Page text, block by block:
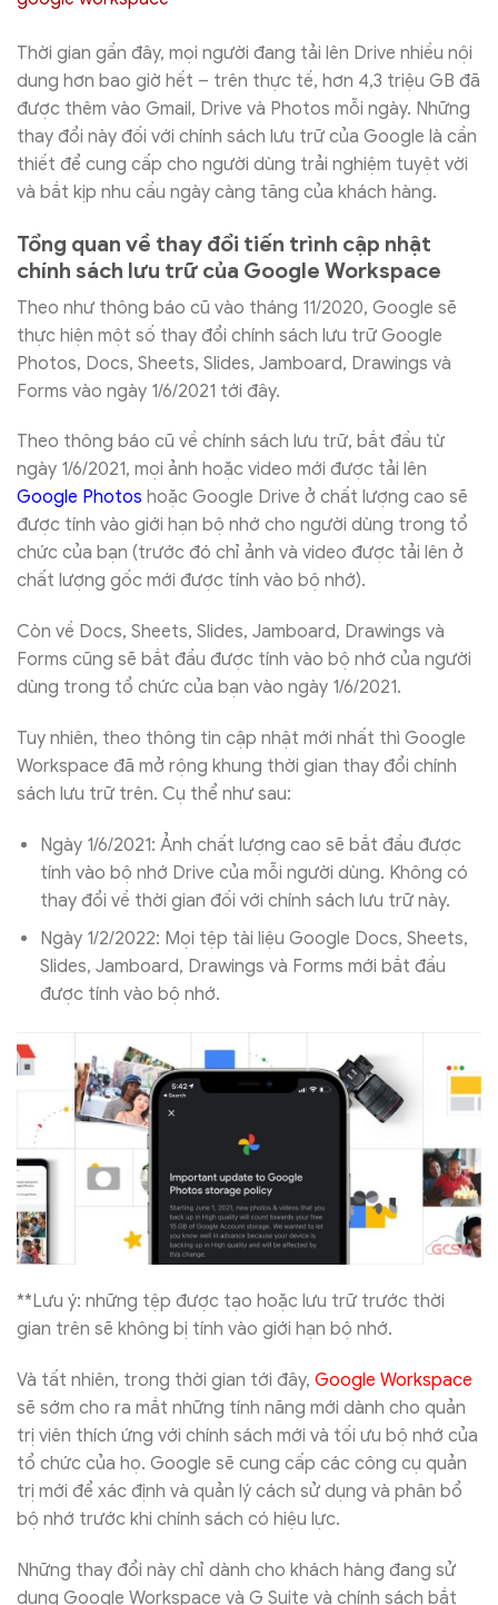
Thời gian gần đây, mọi người đang tải lên Drive nhiều nội
dung hơn bao giờ hết – trên thực tế, hơn 4,3 triệu GB đã
được thêm vào Gmail, Drive và Photos mỗi ngày. Những
thay đổi này đối với chính sách lưu trữ của Google là cần
thiết để cung cấp cho người dùng trải nghiệm tuyệt vời
và bắt kịp nhu cầu ngày càng tăng của khách hàng.
Tổng quan về thay đổi tiến trình cập nhật
chính sách lưu trữ của Google Workspace
Theo như thông báo cũ vào tháng 11/2020, Google sẽ
thực hiện một số thay đổi chính sách lưu trữ Google
Photos, Docs, Sheets, Slides, Jamboard, Drawings và
Forms vào ngày 1/6/2021 tới đây.
Theo thông báo cũ về chính sách lưu trữ, bắt đầu từ
ngày 1/6/2021, mọi ảnh hoặc video mới được tải lên
Google Photos hoặc Google Drive ở chất lượng cao sẽ
được tính vào giới hạn bộ nhớ cho người dùng trong tổ
chức của bạn (trước đó chỉ ảnh và video được tải lên ở
chất lượng gốc mới được tính vào bộ nhớ).
Còn về Docs, Sheets, Slides, Jamboard, Drawings và
Forms cũng sẽ bắt đầu được tính vào bộ nhớ của người
dùng trong tổ chức của bạn vào ngày 1/6/2021.
Tuy nhiên, theo thông tin cập nhật mới nhất thì Google
Workspace đã mở rộng khung thời gian thay đổi chính
sách lưu trữ trên. Cụ thể như sau:
Ngày 1/6/2021: Ảnh chất lượng cao sẽ bắt đầu được
tính vào bộ nhớ Drive của mỗi người dùng. Không có
thay đổi về thời gian đối với chính sách lưu trữ này.
Ngày 1/2/2022: Mọi tệp tài liệu Google Docs, Sheets,
Slides, Jamboard, Drawings và Forms mới bắt đầu
được tính vào bộ nhớ.
**Lưu ý: những tệp được tạo hoặc lưu trữ trước thời
gian trên sẽ không bị tính vào giới hạn bộ nhớ.
Và tất nhiên, trong thời gian tới đây, Google Workspace
sẽ sớm cho ra mắt những tính năng mới dành cho quản
trị viên thích ứng với chính sách mới và tối ưu bộ nhớ của
tổ chức của họ. Google sẽ cung cấp các công cụ quản
trị mới để xác định và quản lý cách sử dụng và phân bổ
bộ nhớ trước khi chính sách có hiệu lực.
Những thay đổi này chỉ dành cho khách hàng đang sử
dụng Google Workspace và G Suite và chính sách bắt